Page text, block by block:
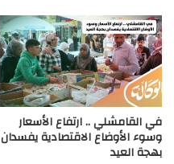
في القامشلي .. ارتفاع الأسعار
وسوء الأوضاع الاقتصادية يفسدان
بهجة العيد